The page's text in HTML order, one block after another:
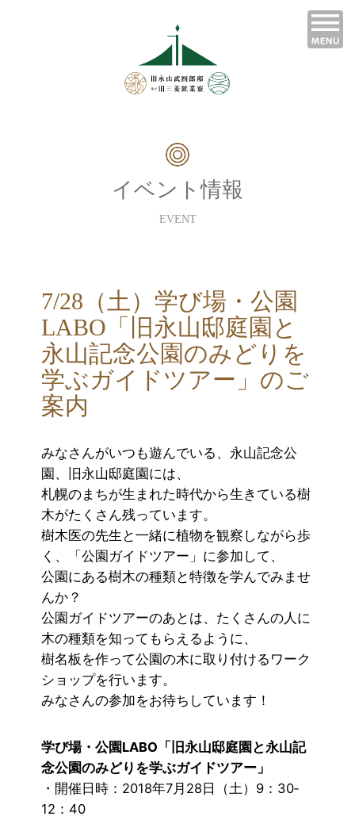
イベント情報
EVENT
7/28（土）学び場・公園
LABO「旧永山邸庭園と
永山記念公園のみどりを
学ぶガイドツアー」のご
案内
みなさんがいつも遊んでいる、永山記念公
園、旧永山邸庭園には、
札幌のまちが生まれた時代から生きている樹
木がたくさん残っています。
樹木医の先生と一緒に植物を観察しながら歩
く、「公園ガイドツアー」に参加して、
公園にある樹木の種類と特徴を学んでみませ
んか？
公園ガイドツアーのあとは、たくさんの人に
木の種類を知ってもらえるように、
樹名板を作って公園の木に取り付けるワーク
ショップを行います。
みなさんの参加をお待ちしています！
学び場・公園LABO「旧永山邸庭園と永山記
念公園のみどりを学ぶガイドツアー」
・開催日時：2018年7月28日（土）9：30‐
12：40